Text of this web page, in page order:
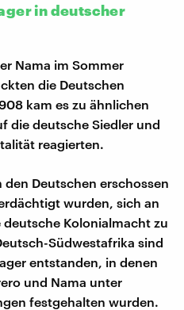
in deutscher
Nama im Sommer
die Deutschen
kam es zu ähnlichen
die deutsche Siedler und
reagierten.
Deutschen erschossen
wurden, sich an
Kolonialmacht zu
Südwestafrika sind
entstanden, in denen
und Nama unter
festgehalten wurden.